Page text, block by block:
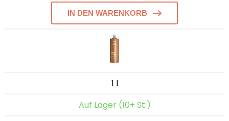
IN DEN WARENKORB
1 l
Auf Lager (10+ St.)